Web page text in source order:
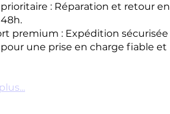
: Réparation et retour en
premium : Expédition sécurisée
pour une prise en charge fiable et